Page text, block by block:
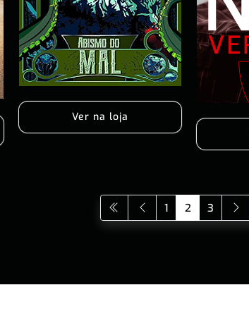
Ver na loja
1 2 3